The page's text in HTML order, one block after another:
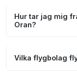
Hur tar jag mig
Oran?
Vilka flygbolag